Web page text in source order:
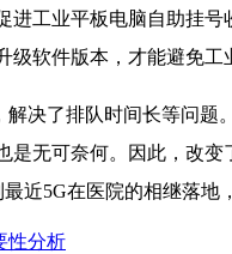
工业平板电脑自助挂
软件版本，才能避免工
决了排队时间长等问
无可奈何。因此，改变
近5G在医院的相继落
性分析